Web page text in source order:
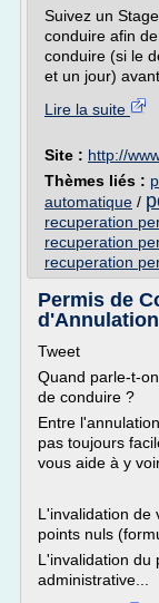
Suivez un
conduire afin
conduire (si le
et un jour)
Lire la suite
Site : http://
Thèmes liés :
automatique /
recuperation
recuperation
recuperation
Permis de
Tweet
Quand parle-t-
de conduire ?
Entre
pas toujours
vous aide à y
L'invalidation de
points nuls
L'invalidation du
administrative...